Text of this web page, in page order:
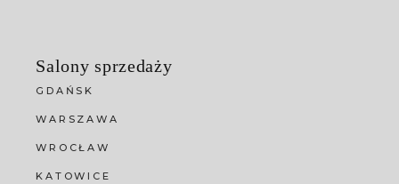
Salony sprzedaży
GDAŃSK
WARSZAWA
WROCŁAW
KATOWICE